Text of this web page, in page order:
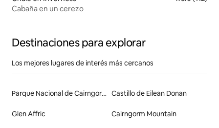
Cabaña en un cerezo
Destinaciones para explorar
Los mejores lugares de interés más cercanos
Parque Nacional de Cairngorms Castillo de Eilean Donan
Glen Affric Cairngorm Mountain